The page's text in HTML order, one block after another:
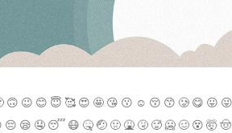
🙃 😉 😊 😇 🥰 😍 🤩 😘 😗 ☺ 😚 😙 🥲 😋 😛
😪 🤤 😴 😷 🤒 🤕 🤢 🤮 🤧 🥵 🥶 🥴 😵 🤯